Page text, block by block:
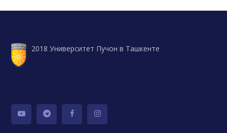
2018 Университет Пучон в Ташкенте